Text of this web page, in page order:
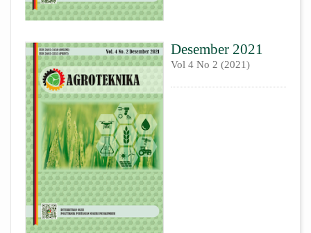
Desember 2021
Vol 4 No 2 (2021)